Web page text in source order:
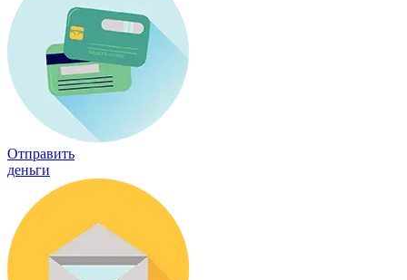
Отправить
деньги